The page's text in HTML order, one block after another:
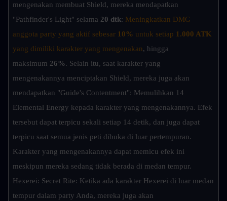
mengenakan membuat Shield, mereka mendapatkan
"Pathfinder's Light" selama 20 dtk: Meningkatkan DMG
anggota party yang aktif sebesar 10% untuk setiap 1.000 ATK
yang dimiliki karakter yang mengenakan, hingga
maksimum 26%. Selain itu, saat karakter yang
mengenakannya menciptakan Shield, mereka juga akan
mendapatkan "Guide's Contentment": Memulihkan 14
Elemental Energy kepada karakter yang mengenakannya. Efek
tersebut dapat terpicu sekali setiap 14 detik, dan juga dapat
terpicu saat semua jenis peti dibuka di luar pertempuran.
Karakter yang mengenakannya dapat memicu efek ini
meskipun mereka sedang tidak berada di medan tempur.
Hexerei: Secret Rite: Ketika ada karakter Hexerei di luar medan
tempur dalam party Anda, mereka juga akan